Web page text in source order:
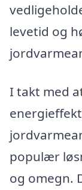
levetid og
I takt med
populær
og omegn.